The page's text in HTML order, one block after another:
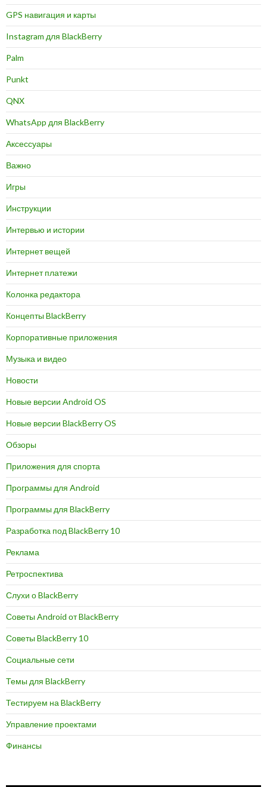
GPS навигация и карты
Instagram для BlackBerry
Palm
Punkt
QNX
WhatsApp для BlackBerry
Аксессуары
Важно
Игры
Инструкции
Интервью и истории
Интернет вещей
Интернет платежи
Колонка редактора
Концепты BlackBerry
Корпоративные приложения
Музыка и видео
Новости
Новые версии Android OS
Новые версии BlackBerry OS
Обзоры
Приложения для спорта
Программы для Android
Программы для BlackBerry
Разработка под BlackBerry 10
Реклама
Ретроспектива
Слухи о BlackBerry
Советы Android от BlackBerry
Советы BlackBerry 10
Социальные сети
Темы для BlackBerry
Тестируем на BlackBerry
Управление проектами
Финансы